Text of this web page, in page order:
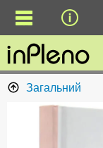
Загальний